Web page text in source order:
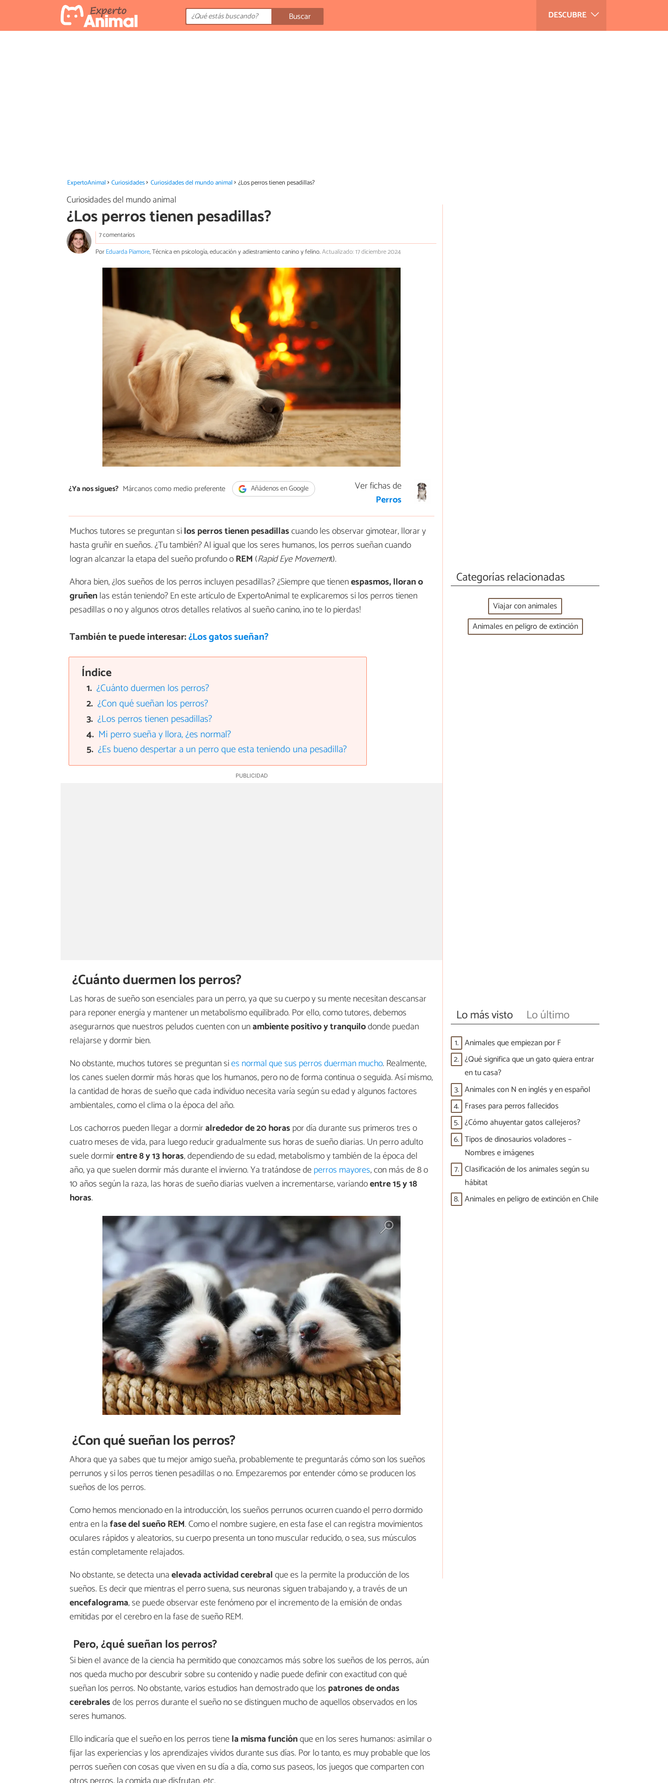
DESCUBRE
Buscar
ExpertoAnimal Curiosidades Curiosidades del mundo animal ¿Los perros tienen pesadillas?
Curiosidades del mundo animal
¿Los perros tienen pesadillas?
7 comentarios
PorEduarda Piamore, Técnica en psicología, educación y adiestramiento canino y felino.Actualizado: 17 diciembre 2024
¿Ya nos sigues? Márcanos como medio preferente Añádenos en Google
Ver fichas de
Perros
Muchos tutores se preguntan silos perros tienen pesadillascuando les observar gimotear, llorar y
hasta gruñir en sueños. ¿Tu también? Al igual que los seres humanos, los perros sueñan cuando
logran alcanzar la etapa del sueño profundo oREM (Rapid Eye Movement).
Ahora bien, ¿los sueños de los perros incluyen pesadillas? ¿Siempre que tienenespasmos, lloran o
gruñenlas están teniendo? En este artículo de ExpertoAnimal te explicaremos si los perros tienen
pesadillas o no y algunos otros detalles relativos al sueño canino, ¡no te lo pierdas!
También te puede interesar:¿Los gatos sueñan?
Índice
¿Cuánto duermen los perros?
¿Con qué sueñan los perros?
¿Los perros tienen pesadillas?
Mi perro sueña y llora, ¿es normal?
¿Es bueno despertar a un perro que esta teniendo una pesadilla?
¿Cuánto duermen los perros?
Las horas de sueño son esenciales para un perro, ya que su cuerpo y su mente necesitan descansar
para reponer energía y mantener un metabolismo equilibrado. Por ello, como tutores, debemos
asegurarnos que nuestros peludos cuenten con unambiente positivo y tranquilodonde puedan
relajarse y dormir bien.
No obstante, muchos tutores se preguntan sies normal que sus perros duerman mucho. Realmente,
los canes suelen dormir más horas que los humanos, pero no de forma continua o seguida. Así mismo,
la cantidad de horas de sueño que cada individuo necesita varía según su edad y algunos factores
ambientales, como el clima o la época del año.
Los cachorros pueden llegar a dormiralrededor de 20 horas por día durante sus primeros tres o
cuatro meses de vida, para luego reducir gradualmente sus horas de sueño diarias. Un perro adulto
suele dormirentre 8 y 13 horas, dependiendo de su edad, metabolismo y también de la época del
año, ya que suelen dormir más durante el invierno. Ya tratándose deperros mayores, con más de 8 o
10 años según la raza, las horas de sueño diarias vuelven a incrementarse, variandoentre 15 y 18
horas.
¿Con qué sueñan los perros?
Ahora que ya sabes que tu mejor amigo sueña, probablemente te preguntarás cómo son los sueños
perrunos y si los perros tienen pesadillas o no. Empezaremos por entender cómo se producen los
sueños de los perros.
Como hemos mencionado en la introducción, los sueños perrunos ocurren cuando el perro dormido
entra en lafase del sueño REM. Como el nombre sugiere, en esta fase el can registra movimientos
oculares rápidos y aleatorios, su cuerpo presenta un tono muscular reducido, o sea, sus músculos
están completamente relajados.
No obstante, se detecta unaelevada actividad cerebralque es la permite la producción de los
sueños. Es decir que mientras el perro suena, sus neuronas siguen trabajando y, a través de un
encefalograma, se puede observar este fenómeno por el incremento de la emisión de ondas
emitidas por el cerebro en la fase de sueño REM.
Pero, ¿qué sueñan los perros?
Si bien el avance de la ciencia ha permitido que conozcamos más sobre los sueños de los perros, aún
nos queda mucho por descubrir sobre su contenido y nadie puede definir con exactitud con qué
sueñan los perros. No obstante, varios estudios han demostrado que los patrones de ondas
cerebralesde los perros durante el sueño no se distinguen mucho de aquellos observados en los
seres humanos.
Ello indicaría que el sueño en los perros tienela misma funciónque en los seres humanos: asimilar o
fijar las experiencias y los aprendizajes vividos durante sus días. Por lo tanto, es muy probable que los
perros sueñen con cosas que viven en su día a día, como sus paseos, los juegos que comparten con
Categorías relacionadas
Viajar con animales
Animales en peligro de extinción
Lo más visto Lo último
1. Animales que empiezan por F
2. ¿Qué significa que un gato quiera entrar
en tu casa?
3. Animales con N en inglés y en español
4. Frases para perros fallecidos
5. ¿Cómo ahuyentar gatos callejeros?
6. Tipos de dinosaurios voladores –
Nombres e imágenes
7. Clasificación de los animales según su
hábitat
8. Animales en peligro de extinción en Chile